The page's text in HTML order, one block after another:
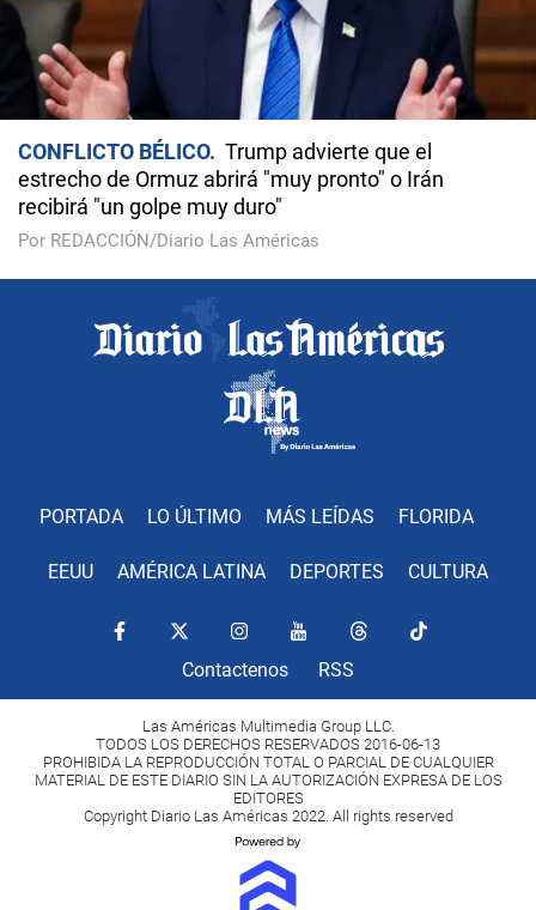
CONFLICTO BÉLICO
Trump advierte que el
estrecho de Ormuz abrirá "muy pronto" o Irán
recibirá "un golpe muy duro"
Por REDACCIÓN/Diario Las Américas
PORTADA LO ÚLTIMO MÁS LEÍDAS FLORIDA
EEUU AMÉRICA LATINA DEPORTES CULTURA
Contactenos RSS
Las Américas Multimedia Group LLC.
TODOS LOS DERECHOS RESERVADOS 2016-06-13
PROHIBIDA LA REPRODUCCIÓN TOTAL O PARCIAL DE CUALQUIER
MATERIAL DE ESTE DIARIO SIN LA AUTORIZACIÓN EXPRESA DE LOS
EDITORES
Copyright Diario Las Américas 2022. All rights reserved